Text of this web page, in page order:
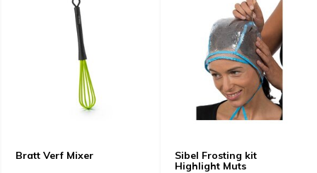
Bratt Verf Mixer
Sibel Frosting kit
Highlight Muts